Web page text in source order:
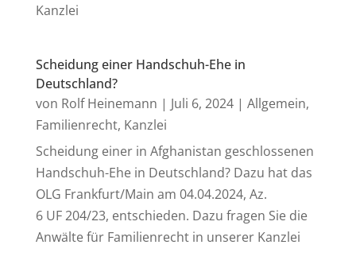
Kanzlei
Scheidung einer Handschuh-Ehe in
Deutschland?
von Rolf Heinemann | Juli 6, 2024| Allgemein,
Familienrecht, Kanzlei
Scheidung einer in Afghanistan geschlossenen
Handschuh-Ehe in Deutschland? Dazu hat das
OLG Frankfurt/Main am 04.04.2024, Az.
6 UF 204/23, entschieden. Dazu fragen Sie die
Anwälte für Familienrecht in unserer Kanzlei